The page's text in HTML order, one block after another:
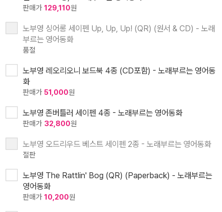
판매가 129,110원
노부영 싱어롱 세이펜 Up, Up, Up! (QR) (원서 & CD) - 노래
부르는 영어동화
품절
노부영 레오리오니 보드북 4종 (CD포함) - 노래부르는 영어동
화
판매가 51,000원
노부영 존버틀러 세이펜 4종 - 노래부르는 영어동화
판매가 32,800원
노부영 오드리우드 베스트 세이펜 2종 - 노래부르는 영어동화
절판
노부영 The Rattlin' Bog (QR) (Paperback) - 노래부르는
영어동화
판매가 10,200원